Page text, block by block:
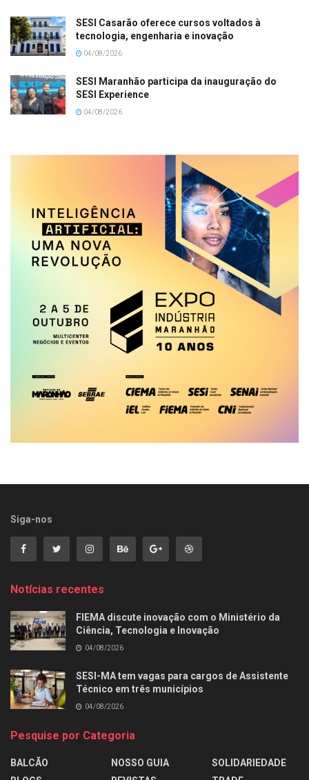
SESI Casarão oferece cursos voltados à
tecnologia, engenharia e inovação
04/08/2026
SESI Maranhão participa da inauguração do
SESI Experience
04/08/2026
Siga-nos
Notícias recentes
FIEMA discute inovação com o Ministério da
Ciência, Tecnologia e Inovação
04/08/2026
SESI-MA tem vagas para cargos de Assistente
Técnico em três municípios
04/08/2026
Pesquise por Categoria
BALCÃO
NOSSO GUIA
SOLIDARIEDADE